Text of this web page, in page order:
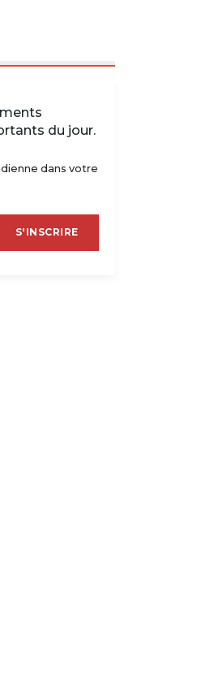
du jour.
dans votre
S'INSCRIRE